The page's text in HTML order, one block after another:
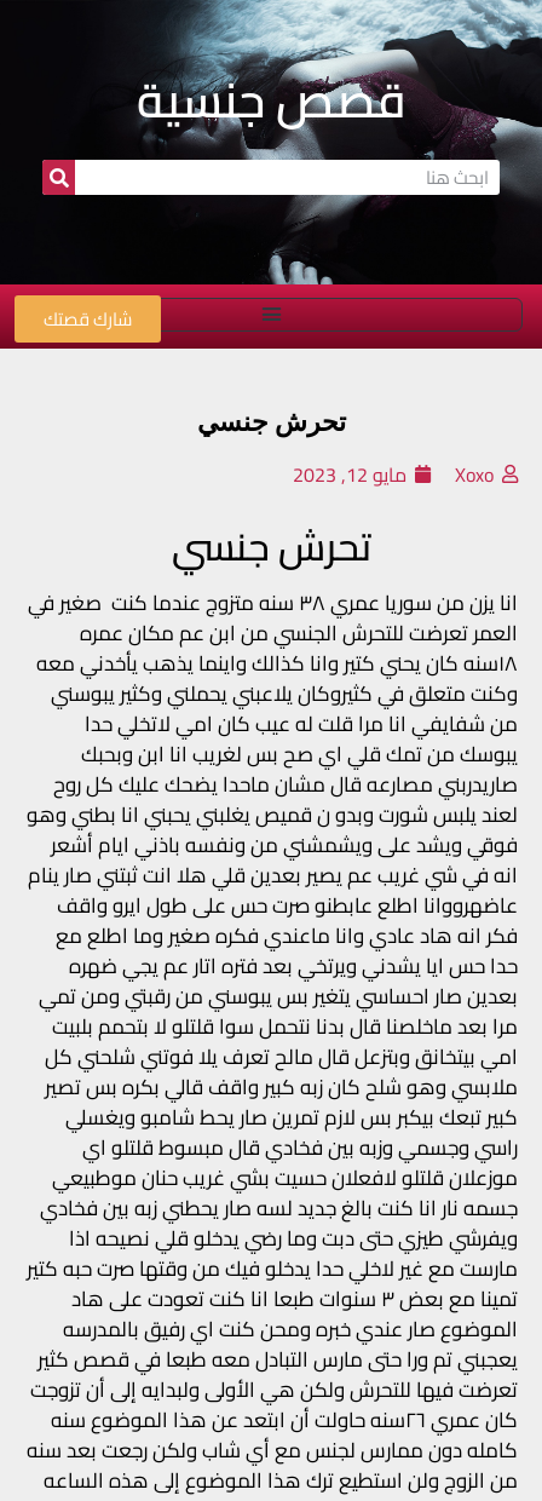
قصص جنسية
شارك قصتك
تحرش جنسي
Xoxo مايو 12, 2023
تحرش جنسي
انا يزن من سوريا عمري ٣٨ سنه متزوج عندما كنت صغير في
العمر تعرضت للتحرش الجنسي من ابن عم مكان عمره
١٨سنه كان يحني كتير وانا كذالك واينما يذهب يأخدني معه
وكنت متعلق في كثيروكان يلاعبني يحملني وكثير يبوسني
من شفايفي انا مرا قلت له عيب كان امي لاتخلي حدا
يبوسك من تمك قلي اي صح بس لغريب انا ابن وبحبك
صاريدربني مصارعه قال مشان ماحدا يضحك عليك كل روح
لعند يلبس شورت وبدو ن قميص يغلبني يحبني انا بطني وهو
فوقي ويشد على ويشمشني من ونفسه باذني ايام أشعر
انه في شي غريب عم يصير بعدين قلي هلا انت ثبتني صار ينام
عاضهرووانا اطلع عابطنو صرت حس على طول ايرو واقف
فكر انه هاد عادي وانا ماعندي فكره صغير وما اطلع مع
حدا حس ايا يشدني ويرتخي بعد فتره اتار عم يجي ضهره
بعدين صار احساسي يتغير بس يبوسني من رقبتي ومن تمي
مرا بعد ماخلصنا قال بدنا نتحمل سوا قلتلو لا بتحمم بلبيت
امي بيتخانق وبتزعل قال مالح تعرف يلا فوتني شلحني كل
ملابسي وهو شلح كان زبه كبير واقف قالي بكره بس تصير
كبير تبعك بيكبر بس لازم تمرين صار يحط شامبو ويغسلي
راسي وجسمي وزبه بين فخادي قال مبسوط قلتلو اي
موزعلان قلتلو لافعلان حسيت بشي غريب حنان موطبيعي
جسمه نار انا كنت بالغ جديد لسه صار يحطني زبه بين فخادي
ويفرشي طيزي حتى دبت وما رضي يدخلو قلي نصيحه اذا
مارست مع غير لاخلي حدا يدخلو فيك من وقتها صرت حبه كتير
تمينا مع بعض ٣ سنوات طبعا انا كنت تعودت على هاد
الموضوع صار عندي خبره ومحن كنت اي رفيق بالمدرسه
يعجبني تم ورا حتى مارس التبادل معه طبعا في قصص كثير
تعرضت فيها للتحرش ولكن هي الأولى ولبدايه إلى أن تزوجت
كان عمري ٢٦سنه حاولت أن ابتعد عن هذا الموضوع سنه
كامله دون ممارس لجنس مع أي شاب ولكن رجعت بعد سنه
من الزوج ولن استطيع ترك هذا الموضوع إلى هذه الساعه